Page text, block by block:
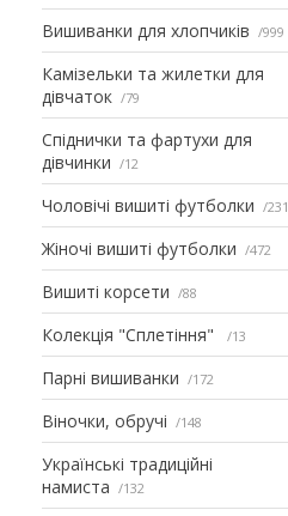
Вишиванки для хлопчиків 999
Камізельки та жилетки для
дівчаток
79
Спіднички та фартухи для
дівчинки
12
Чоловічі вишиті футболки 231
Жіночі вишиті футболки 472
Вишиті корсети 88
Колекція "Сплетіння" 13
Парні вишиванки 172
Віночки, обручі 148
Українські традиційні
намиста
132